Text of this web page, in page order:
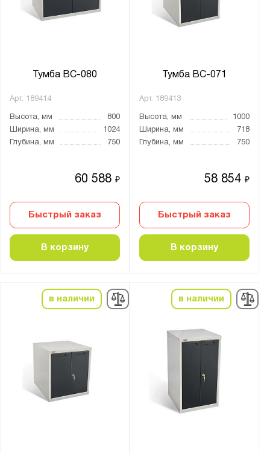
Тумба ВС-080
Арт. 189414
Высота, мм
800
Ширина, мм
1024
Глубина, мм
750
60 588₽
Быстрый заказ
В корзину
Тумба ВС-071
Арт. 189413
Высота, мм
1000
Ширина, мм
718
Глубина, мм
750
58 854₽
Быстрый заказ
В корзину
в наличии в наличии